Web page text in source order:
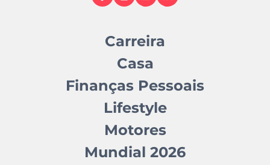
Carreira
Casa
Finanças Pessoais
Lifestyle
Motores
Mundial 2026